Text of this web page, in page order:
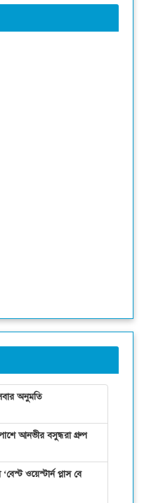
অনুমতি
আনভীর বসুন্ধরা গ্রুপ
ওয়েস্টার্ন প্লাস বে